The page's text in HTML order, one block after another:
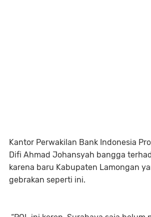
Kantor Perwakilan Bank Indonesia
Difi Ahmad Johansyah bangga
karena baru Kabupaten Lamongan
gebrakan seperti ini.